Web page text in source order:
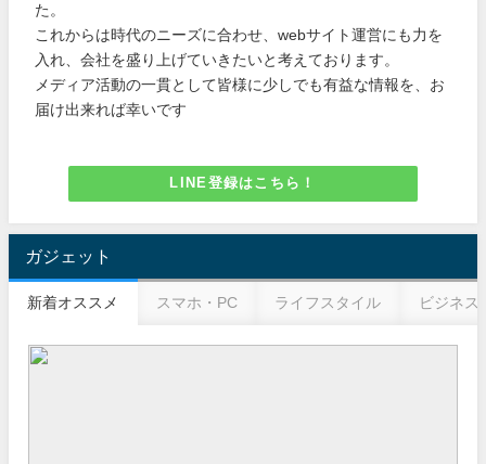
た。
これからは時代のニーズに合わせ、webサイト運営にも力を
入れ、会社を盛り上げていきたいと考えております。
メディア活動の一貫として皆様に少しでも有益な情報を、お
届け出来れば幸いです
LINE登録はこちら！
ガジェット
新着オススメ スマホ・PC ライフスタイル ビジネス